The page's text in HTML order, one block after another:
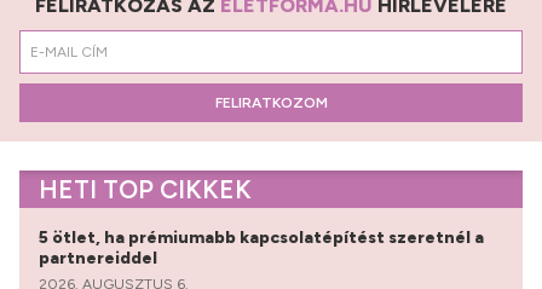
FELIRATKOZÁS AZ ÉLETFORMA.HU HÍRLEVELÉRE
FELIRATKOZOM
HETI TOP CIKKEK
5 ötlet, ha prémiumabb kapcsolatépítést szeretnél a
partnereiddel
2026. AUGUSZTUS 6.